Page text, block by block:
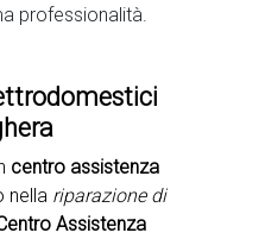
professionalità.
Second slide
centro assistenza
nella riparazione di
Assistenza